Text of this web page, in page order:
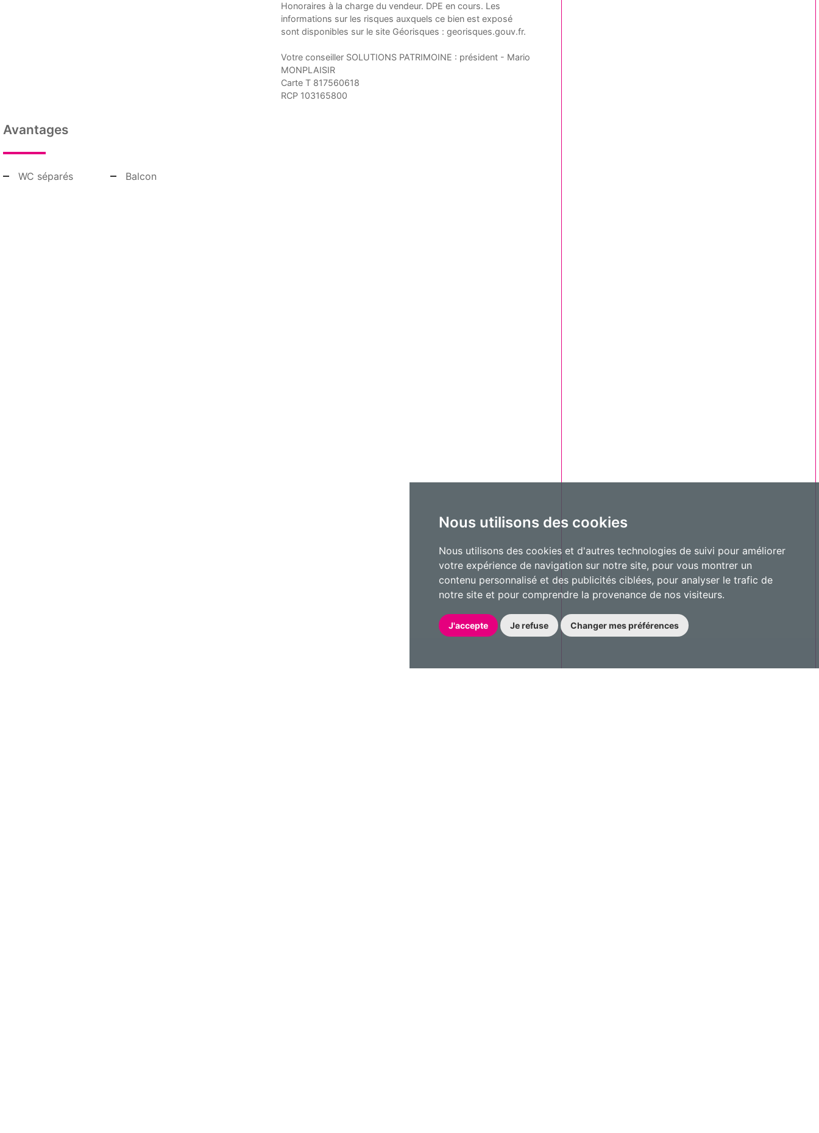
Nous utilisons des cookies
Nous utilisons des cookies et d'autres technologies de suivi pour améliorer
votre expérience de navigation sur notre site, pour vous montrer un
contenu personnalisé et des publicités ciblées, pour analyser le trafic de
notre site et pour comprendre la provenance de nos visiteurs.
J'accepte Je refuse Changer mes préférences
Honoraires à la charge du vendeur. DPE en cours. Les
informations sur les risques auxquels ce bien est exposé
sont disponibles sur le site Géorisques : georisques.gouv.fr.
Votre conseiller SOLUTIONS PATRIMOINE : président - Mario
MONPLAISIR
Carte T 817560618
RCP 103165800
Avantages
WC séparés Balcon